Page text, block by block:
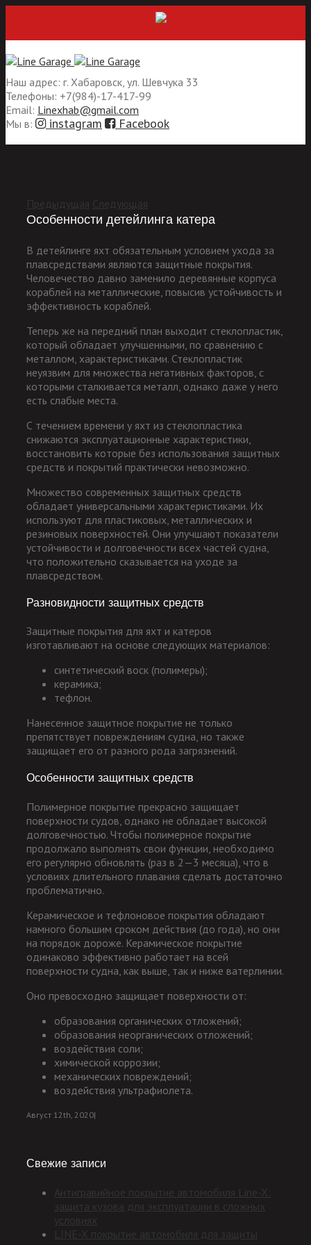
РАССРОЧКА БЕЗ ПЕРЕПЛАТ
Наш адрес: г. Хабаровск, ул. Шевчука 33
Телефоны: +7(984)-17-417-99
Email: Linexhab@gmail.com
Мы в:
instagram Facebook
Предыдущая Следующая
Особенности детейлинга катера
В детейлинге яхт обязательным условием ухода за
плавсредствами являются защитные покрытия.
Человечество давно заменило деревянные корпуса
кораблей на металлические, повысив устойчивость и
эффективность кораблей.
Теперь же на передний план выходит стеклопластик,
который обладает улучшенными, по сравнению с
металлом, характеристиками. Стеклопластик
неуязвим для множества негативных факторов, с
которыми сталкивается металл, однако даже у него
есть слабые места.
С течением времени у яхт из стеклопластика
снижаются эксплуатационные характеристики,
восстановить которые без использования защитных
средств и покрытий практически невозможно.
Множество современных защитных средств
обладает универсальными характеристиками. Их
используют для пластиковых, металлических и
резиновых поверхностей. Они улучшают показатели
устойчивости и долговечности всех частей судна,
что положительно сказывается на уходе за
плавсредством.
Разновидности защитных средств
Защитные покрытия для яхт и катеров
изготавливают на основе следующих материалов:
синтетический воск (полимеры);
керамика;
тефлон.
Нанесенное защитное покрытие не только
препятствует повреждениям судна, но также
защищает его от разного рода загрязнений.
Особенности защитных средств
Полимерное покрытие прекрасно защищает
поверхности судов, однако не обладает высокой
долговечностью. Чтобы полимерное покрытие
продолжало выполнять свои функции, необходимо
его регулярно обновлять (раз в 2—3 месяца), что в
условиях длительного плавания сделать достаточно
проблематично.
Керамическое и тефлоновое покрытия обладают
намного большим сроком действия (до года), но они
на порядок дороже. Керамическое покрытие
одинаково эффективно работает на всей
поверхности судна, как выше, так и ниже ватерлинии.
Оно превосходно защищает поверхности от:
образования органических отложений;
образования неорганических отложений;
воздействия соли;
химической коррозии;
механических повреждений;
воздействия ультрафиолета.
Август 12th, 2020|
Свежие записи
Антигравийное покрытие автомобиля Line-X:
защита кузова для эксплуатации в сложных
условиях
LINE-X покрытие автомобиля для защиты